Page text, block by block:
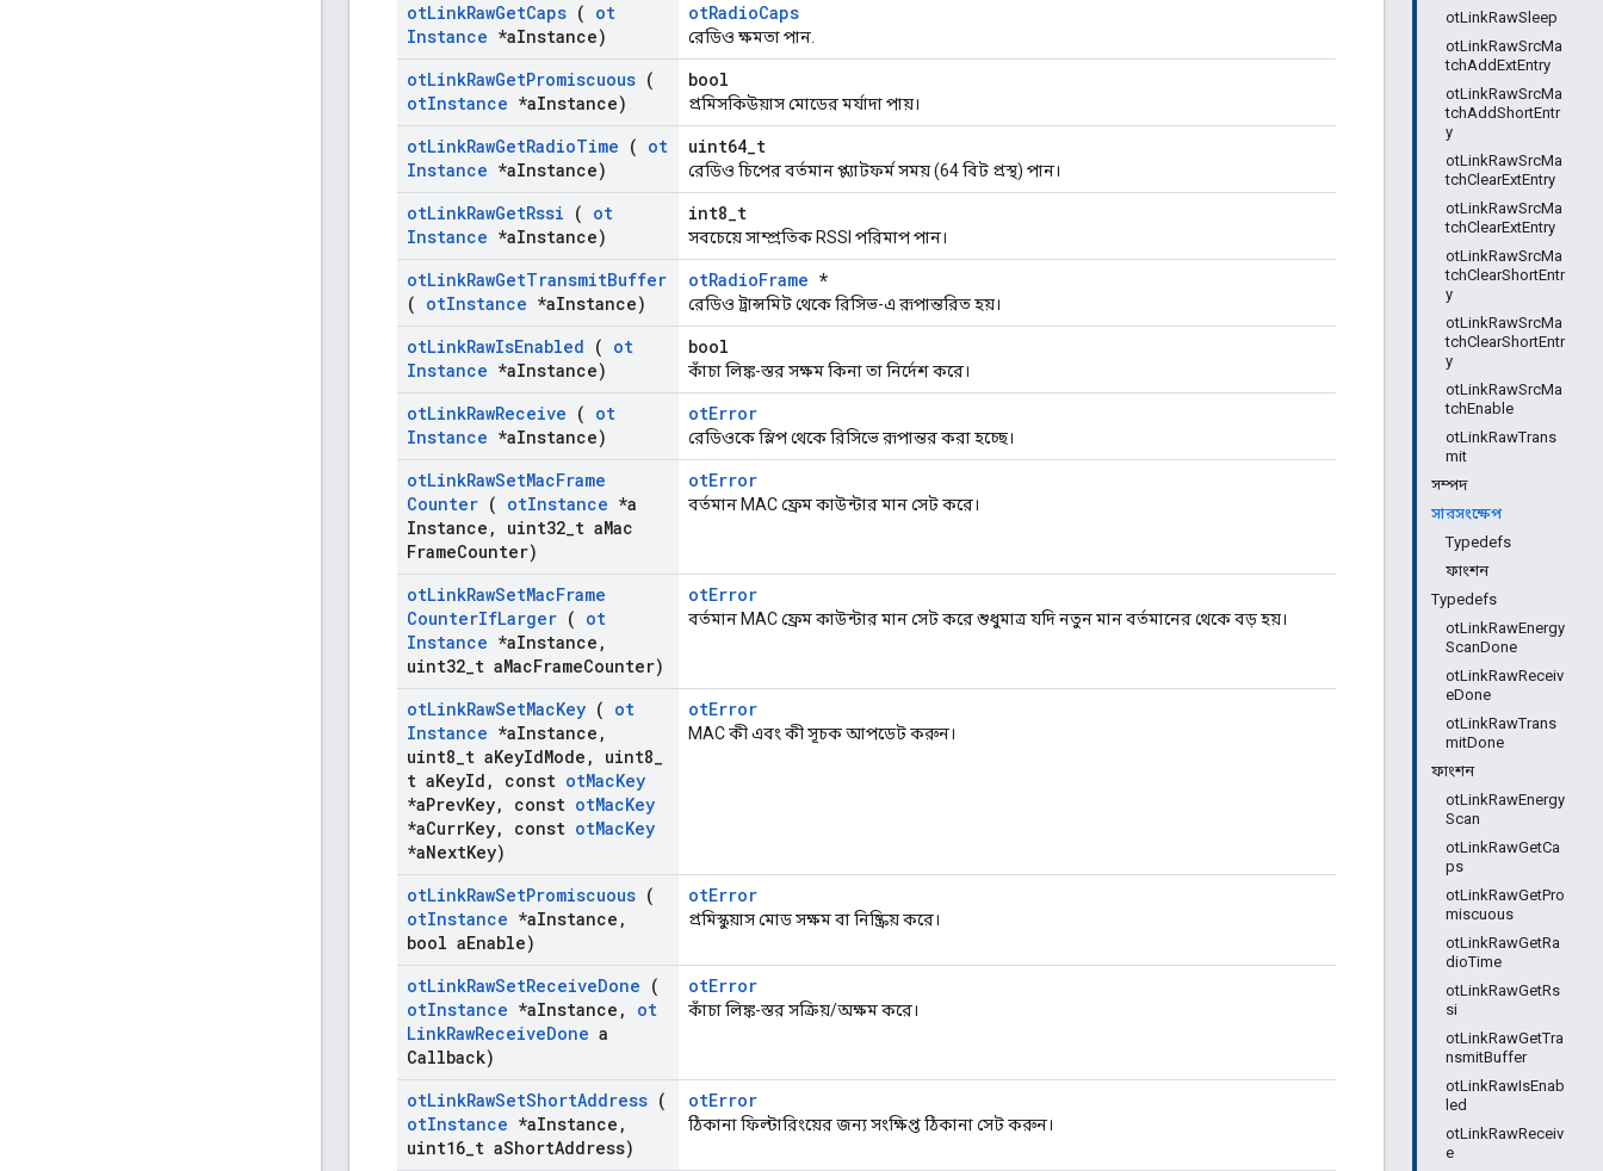
otLinkRawSleep
otLinkRawSrcMa
tchAddExtEntry
otLinkRawSrcMa
tchAddShortEntr
y
otLinkRawSrcMa
tchClearExtEntry
otLinkRawSrcMa
tchClearExtEntry
otLinkRawSrcMa
tchClearShortEntr
y
otLinkRawSrcMa
tchClearShortEntr
y
otLinkRawSrcMa
tchEnable
otLinkRawTrans
mit
সম্পদ
সারসংক্ষেপ
Typedefs
ফাংশন
Typedefs
otLinkRawEnergy
ScanDone
otLinkRawReceiv
eDone
otLinkRawTrans
mitDone
ফাংশন
otLinkRawEnergy
Scan
otLinkRawGetCa
ps
otLinkRawGetPro
miscuous
otLinkRawGetRa
dioTime
otLinkRawGetRs
si
otLinkRawGetTra
nsmitBuffer
otLinkRawIsEnab
led
otLinkRawReceiv
e
otLinkRawGetCaps ( ot
Instance *aInstance)
otRadioCaps
রেডিও ক্ষমতা পান.
otLinkRawGetPromiscuous (
otInstance *aInstance)
bool
প্রমিসকিউয়াস মোডের মর্যাদা পায়।
otLinkRawGetRadioTime ( ot
Instance *aInstance)
uint64_t
রেডিও চিপের বর্তমান প্ল্যাটফর্ম সময় (64 বিট প্রস্থ) পান।
otLinkRawGetRssi ( ot
Instance *aInstance)
int8_t
সবচেয়ে সাম্প্রতিক RSSI পরিমাপ পান।
otLinkRawGetTransmitBuffer
( otInstance *aInstance)
otRadioFrame *
রেডিও ট্রান্সমিট থেকে রিসিভ-এ রূপান্তরিত হয়।
otLinkRawIsEnabled ( ot
Instance *aInstance)
bool
কাঁচা লিঙ্ক-স্তর সক্ষম কিনা তা নির্দেশ করে।
otLinkRawReceive ( ot
Instance *aInstance)
otError
রেডিওকে স্লিপ থেকে রিসিভে রূপান্তর করা হচ্ছে।
otLinkRawSetMacFrame
Counter ( otInstance *a
Instance , uint32 t aMac
FrameCounter)
otError
বর্তমান MAC ফ্রেম কাউন্টার মান সেট করে।
otLinkRawSetMacFrame
CounterIfLarger ( ot
Instance *aInstance ,
uint32 t aMacFrameCounter)
otError
বর্তমান MAC ফ্রেম কাউন্টার মান সেট করে শুধুমাত্র যদি নতুন মান বর্তমানের থেকে বড় হয়।
otLinkRawSetMacKey ( ot
Instance *aInstance ,
uint8 t aKeyIdMode , uint8
t aKeyId , const otMacKey
*aPrevKey, const otMacKey
*aCurrKey, const otMacKey
*aNextKey)
otError
MAC কী এবং কী সূচক আপডেট করুন।
otLinkRawSetPromiscuous (
otInstance *aInstance ,
bool aEnable)
otError
প্রমিস্কুয়াস মোড সক্ষম বা নিষ্ক্রিয় করে।
otLinkRawSetReceiveDone (
otInstance *aInstance ,
ot
LinkRawReceiveDone a
Callback)
otError
কাঁচা লিঙ্ক-স্তর সক্রিয়/অক্ষম করে।
otLinkRawSetShortAddress (
otInstance *aInstance ,
uint16 t aShortAddress)
otError
ঠিকানা ফিল্টারিংয়ের জন্য সংক্ষিপ্ত ঠিকানা সেট করুন।